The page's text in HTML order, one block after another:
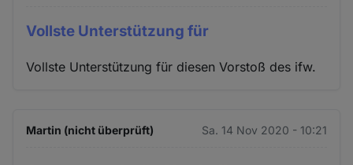
Vollste Unterstützung für
Vollste Unterstützung für diesen Vorstoß des ifw.
Martin (nicht überprüft) Sa. 14 Nov 2020 - 10:21